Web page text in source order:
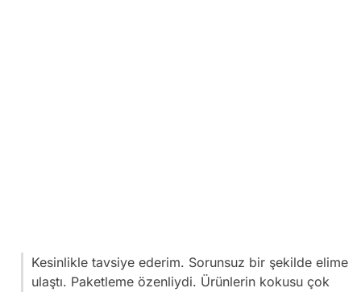
Kesinlikle tavsiye ederim. Sorunsuz bir şekilde elime
ulaştı. Paketleme özenliydi. Ürünlerin kokusu çok